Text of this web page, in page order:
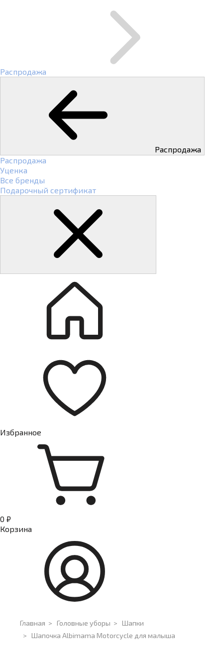
Распродажа
Распродажа
Распродажа
Уценка
Все бренды
Подарочный сертификат
Избранное
0 ₽
Корзина
Главная > Головные уборы > Шапки
> Шапочка Albimama Motorcycle для малыша